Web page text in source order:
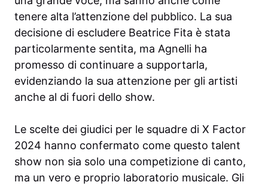
tenere alta l’attenzione del pubblico. La sua
decisione di escludere Beatrice Fita è stata
particolarmente sentita, ma Agnelli ha
promesso di continuare a supportarla,
evidenziando la sua attenzione per gli artisti
anche al di fuori dello show.
Le scelte dei giudici per le squadre di X Factor
2024 hanno confermato come questo talent
show non sia solo una competizione di canto,
ma un vero e proprio laboratorio musicale. Gli